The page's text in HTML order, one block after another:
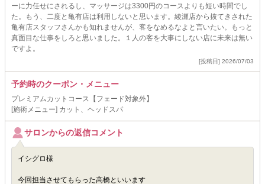
ーに力任せにされるし、マッサージは3300円のコースよりも短い時間でし
た。もう、二度と亀有店は利用しないと思います。綾瀬店から抜てきされた
亀有店スタッフさんかも知れませんが、客をなめるなよと言いたい。もっと
真面目な仕事をしろと思いました。１人の客を大事にしない店に未来は無い
ですよ。
[投稿日] 2026/07/03
予約時のクーポン・メニュー
プレミアムカットコース【フェード対象外】
[施術メニュー] カット、ヘッドスパ
サロンからの返信コメント
イシグロ様
今回担当させてもらった高橋といいます